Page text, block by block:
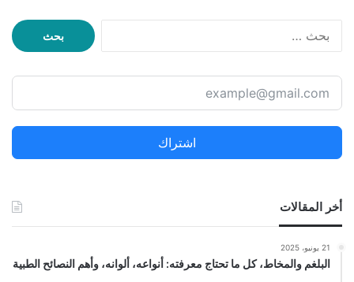
ح
ع
ن
اشتراك
أخر المقالات
21 يونيو، 2025
البلغم والمخاط، كل ما تحتاج معرفته: أنواعه، ألوانه، وأهم النصائح الطبية